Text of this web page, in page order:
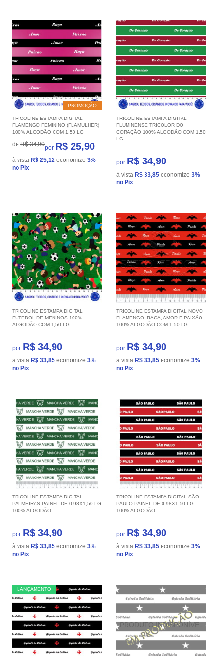
PROMOÇÃO
TRICOLINE ESTAMPA DIGITAL
FLAMENGO FEMININO (FLAMULHER)
100% ALGODÃO COM 1,50 LG
de R$ 34,90por R$ 25,90
à vista R$ 25,12 economize 3%
no Pix
TRICOLINE ESTAMPA DIGITAL
FLUMINENSE TRICOLOR DO
CORAÇÃO 100% ALGODÃO COM 1,50
LG
por R$ 34,90
à vista R$ 33,85 economize 3%
no Pix
TRICOLINE ESTAMPA DIGITAL
FUTEBOL DE MENINOS 100%
ALGODÃO COM 1,50 LG
por R$ 34,90
à vista R$ 33,85 economize 3%
no Pix
TRICOLINE ESTAMPA DIGITAL NOVO
FLAMENGO, RAÇA, AMOR E PAIXÃO
100% ALGODÃO COM 1,50 LG
por R$ 34,90
à vista R$ 33,85 economize 3%
no Pix
TRICOLINE ESTAMPA DIGITAL
PALMEIRAS PAINEL DE 0,98X1,50 LG
100% ALGODÃO
por R$ 34,90
à vista R$ 33,85 economize 3%
no Pix
TRICOLINE ESTAMPA DIGITAL SÃO
PAULO PAINEL DE 0,98X1,50 LG
100% ALGODÃO
por R$ 34,90
à vista R$ 33,85 economize 3%
no Pix
LANÇAMENTO